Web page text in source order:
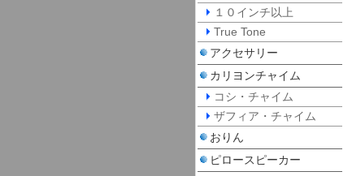
１０インチ以上
True Tone
アクセサリー
カリヨンチャイム
コシ・チャイム
ザフィア・チャイム
おりん
ピロースピーカー